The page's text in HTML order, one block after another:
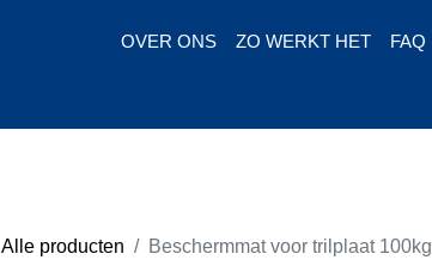
OVER ONS ZO WERKT HET FAQ
Alle producten Beschermmat voor trilplaat 100kg